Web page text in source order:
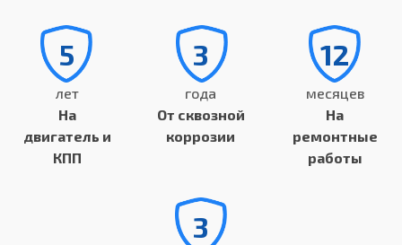
5
лет
На
двигатель и
КПП
3
года
От сквозной
коррозии
12
месяцев
На
ремонтные
работы
3